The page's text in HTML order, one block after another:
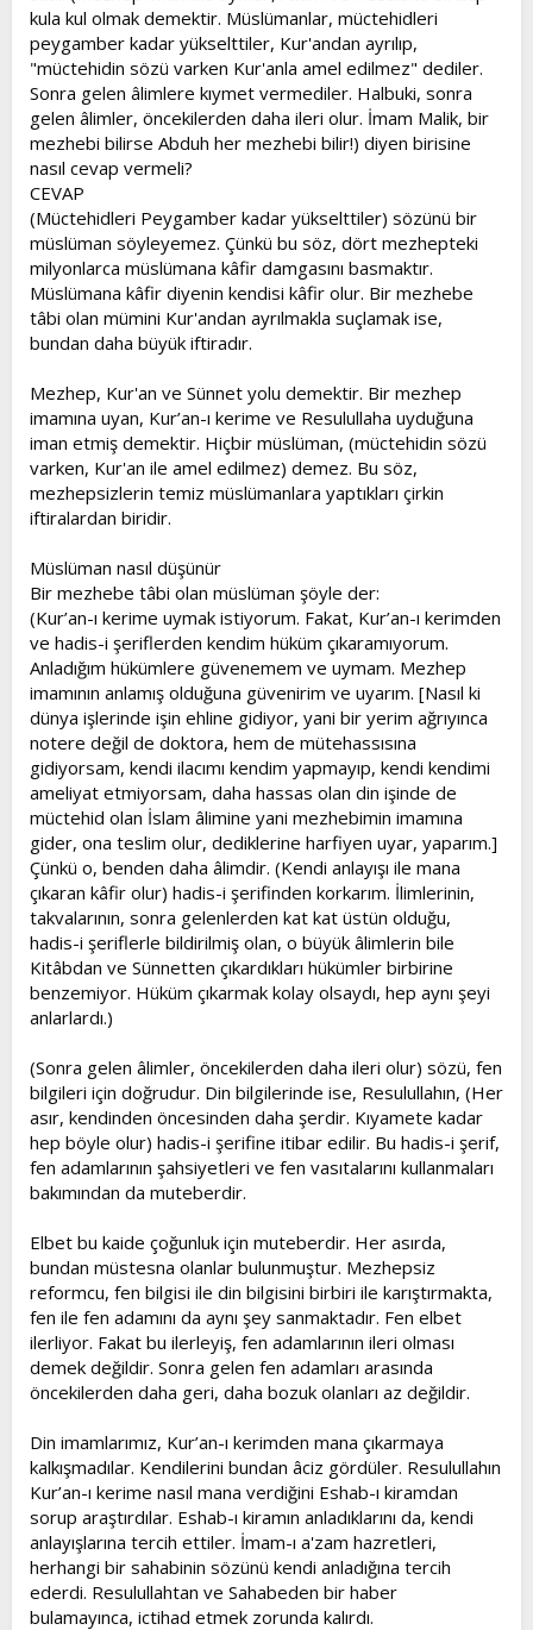
t
a
n
i
h
i
kula kul olmak demektir. Müslümanlar, müctehidleri
peygamber kadar yükselttiler, Kur'andan ayrılıp,
"müctehidin sözü varken Kur'anla amel edilmez" dediler.
Sonra gelen âlimlere kıymet vermediler. Halbuki, sonra
gelen âlimler, öncekilerden daha ileri olur. İmam Malik, bir
mezhebi bilirse Abduh her mezhebi bilir!) diyen birisine
nasıl cevap vermeli?
CEVAP
(Müctehidleri Peygamber kadar yükselttiler) sözünü bir
müslüman söyleyemez. Çünkü bu söz, dört mezhepteki
milyonlarca müslümana kâfir damgasını basmaktır.
Müslümana kâfir diyenin kendisi kâfir olur. Bir mezhebe
tâbi olan mümini Kur'andan ayrılmakla suçlamak ise,
bundan daha büyük iftiradır.
Mezhep, Kur'an ve Sünnet yolu demektir. Bir mezhep
imamına uyan, Kur’an-ı kerime ve Resulullaha uyduğuna
iman etmiş demektir. Hiçbir müslüman, (müctehidin sözü
varken, Kur'an ile amel edilmez) demez. Bu söz,
mezhepsizlerin temiz müslümanlara yaptıkları çirkin
iftiralardan biridir.
Müslüman nasıl düşünür
Bir mezhebe tâbi olan müslüman şöyle der:
(Kur’an-ı kerime uymak istiyorum. Fakat, Kur’an-ı kerimden
ve hadis-i şeriflerden kendim hüküm çıkaramıyorum.
Anladığım hükümlere güvenemem ve uymam. Mezhep
imamının anlamış olduğuna güvenirim ve uyarım. [Nasıl ki
dünya işlerinde işin ehline gidiyor, yani bir yerim ağrıyınca
notere değil de doktora, hem de mütehassısına
gidiyorsam, kendi ilacımı kendim yapmayıp, kendi kendimi
ameliyat etmiyorsam, daha hassas olan din işinde de
müctehid olan İslam âlimine yani mezhebimin imamına
gider, ona teslim olur, dediklerine harfiyen uyar, yaparım.]
Çünkü o, benden daha âlimdir. (Kendi anlayışı ile mana
çıkaran kâfir olur) hadis-i şerifinden korkarım. İlimlerinin,
takvalarının, sonra gelenlerden kat kat üstün olduğu,
hadis-i şeriflerle bildirilmiş olan, o büyük âlimlerin bile
Kitâbdan ve Sünnetten çıkardıkları hükümler birbirine
benzemiyor. Hüküm çıkarmak kolay olsaydı, hep aynı şeyi
anlarlardı.)
(Sonra gelen âlimler, öncekilerden daha ileri olur) sözü, fen
bilgileri için doğrudur. Din bilgilerinde ise, Resulullahın, (Her
asır, kendinden öncesinden daha şerdir. Kıyamete kadar
hep böyle olur) hadis-i şerifine itibar edilir. Bu hadis-i şerif,
fen adamlarının şahsiyetleri ve fen vasıtalarını kullanmaları
bakımından da muteberdir.
Elbet bu kaide çoğunluk için muteberdir. Her asırda,
bundan müstesna olanlar bulunmuştur. Mezhepsiz
reformcu, fen bilgisi ile din bilgisini birbiri ile karıştırmakta,
fen ile fen adamını da aynı şey sanmaktadır. Fen elbet
ilerliyor. Fakat bu ilerleyiş, fen adamlarının ileri olması
demek değildir. Sonra gelen fen adamları arasında
öncekilerden daha geri, daha bozuk olanları az değildir.
Din imamlarımız, Kur’an-ı kerimden mana çıkarmaya
kalkışmadılar. Kendilerini bundan âciz gördüler. Resulullahın
Kur’an-ı kerime nasıl mana verdiğini Eshab-ı kiramdan
sorup araştırdılar. Eshab-ı kiramın anladıklarını da, kendi
anlayışlarına tercih ettiler. İmam-ı a'zam hazretleri,
herhangi bir sahabinin sözünü kendi anladığına tercih
ederdi. Resulullahtan ve Sahabeden bir haber
bulamayınca, ictihad etmek zorunda kalırdı.